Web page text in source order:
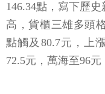
146.34點，寫下歷
高，貨櫃三雄多頭
點觸及80.7元，上
72.5元，萬海至96元